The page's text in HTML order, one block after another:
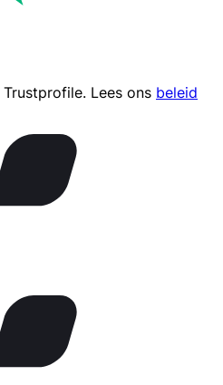
Trustprofile. Lees ons beleid